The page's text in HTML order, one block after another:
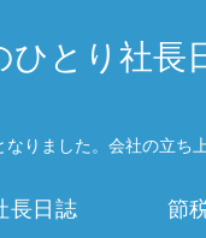
ひとり社長
りました。会社の立ち
長日誌 節